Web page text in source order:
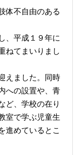
体不自由のある
、平成１９年に
ねてまいりまし
えました。同時
への設置や、青
ど、学校の在り
室で学ぶ児童生
進めているとこ